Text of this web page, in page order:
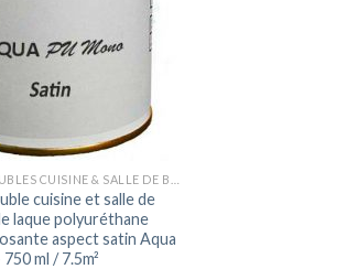
cuisine et salle de
laque polyuréthane
aspect satin Aqua
ml / 7.5m²